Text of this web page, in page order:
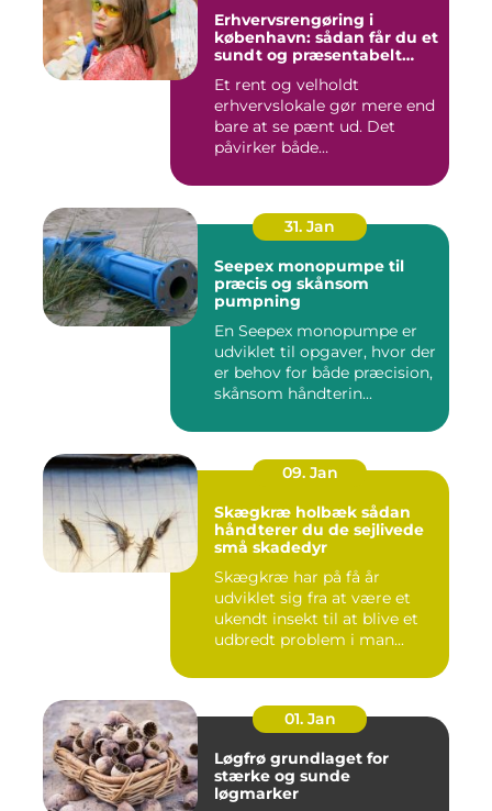
Erhvervsrengøring i
københavn: sådan får du et
sundt og præsentabelt
Et rent og velholdt
erhvervslokale gør mere end
bare at se pænt ud. Det
påvirker både
31. Jan
Seepex monopumpe til
præcis og skånsom
pumpning
En Seepex monopumpe er
udviklet til opgaver, hvor der
er behov for både præcision,
skånsom håndterin...
09. Jan
Skægkræ holbæk sådan
håndterer du de sejlivede
små skadedyr
Skægkræ har på få år
udviklet sig fra at være et
ukendt insekt til at blive et
udbredt problem i man...
01. Jan
Løgfrø grundlaget for
stærke og sunde
løgmarker